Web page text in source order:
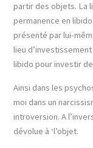
partir des objets. La
permanence en
présenté par lui-
lieu
libido pour investir
Ainsi dans les
moi dans un
introversion. A
dévolue à ‘l’objet.